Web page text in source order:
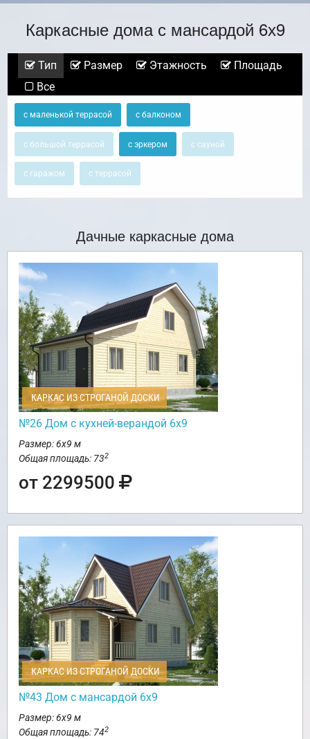
Каркасные дома с мансардой 6х9
Тип Размер Этажность
Площадь
Все
с маленькой террасой с балконом
с большой террасой с эркером с сауной
с гаражом с террасой
Дачные каркасные дома
КАРКАС ИЗ СТРОГАНОЙ ДОСКИ
№26 Дом с кухней-верандой 6х9
Размер: 6х9 м
Общая площадь: 732
от 2299500
КАРКАС ИЗ СТРОГАНОЙ ДОСКИ
№43 Дом с мансардой 6х9
Размер: 6х9 м
Общая площадь: 742